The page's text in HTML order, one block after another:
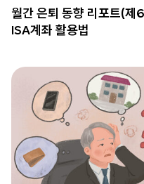
월간 은퇴 동향 리포트(제
ISA계좌 활용법